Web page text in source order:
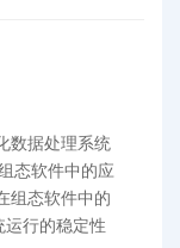
数据处理系统
态软件中的应
组态软件中的
行的稳定性